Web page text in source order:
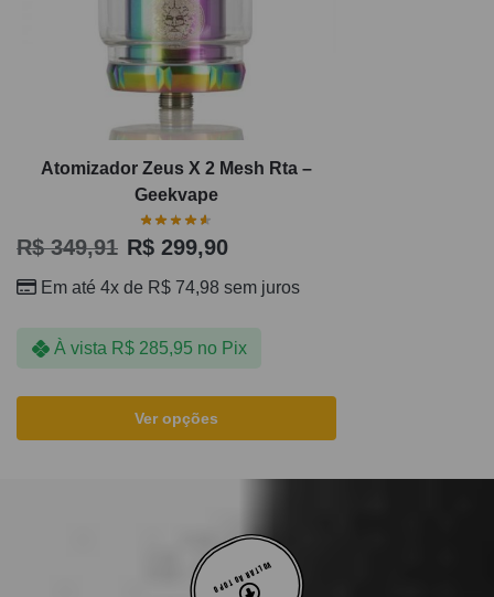
Atomizador Zeus X 2 Mesh Rta –
Geekvape
R$349,91 R$ 299,90
Em até 4x de R$ 74,98 sem juros
À vista R$285,95 no Pix
Ver opções
VOLTAR AO TOPO